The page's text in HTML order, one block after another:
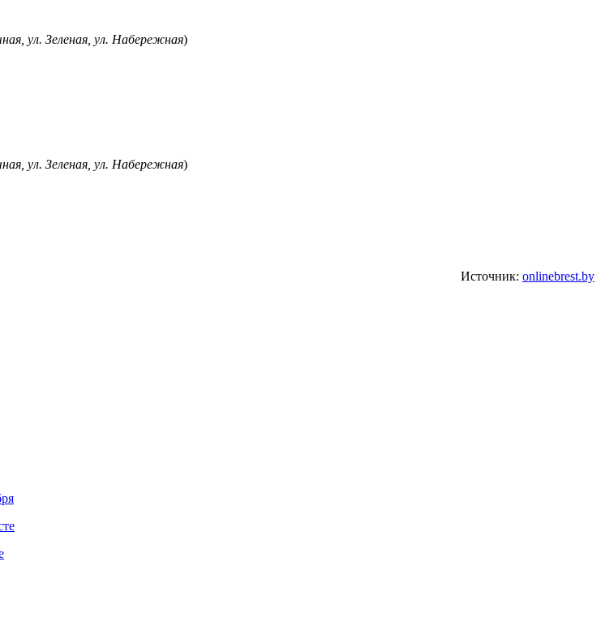
ул. Зеленая, ул. Набережная)
ул. Зеленая, ул. Набережная)
Источник: onlinebrest.by